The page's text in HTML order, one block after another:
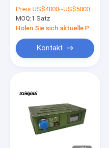
empfänger mit AES-
Verschlüsselung
Preis:US$4000~US$5000
MOQ:1 Satz
Kontakt